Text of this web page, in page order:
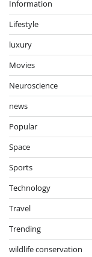
Information
Lifestyle
luxury
Movies
Neuroscience
news
Popular
Space
Sports
Technology
Travel
Trending
wildlife conservation